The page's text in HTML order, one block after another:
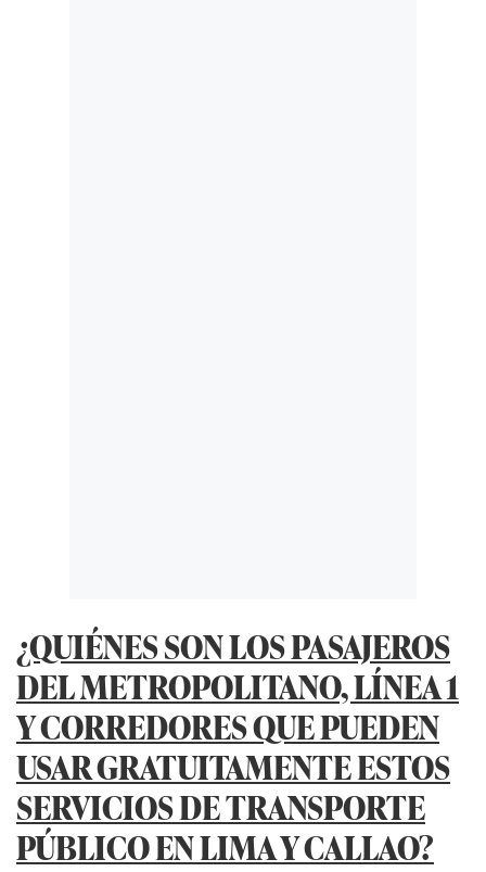
¿QUIÉNES SON LOS PASAJEROS
DEL METROPOLITANO, LÍNEA 1
Y CORREDORES QUE PUEDEN
USAR GRATUITAMENTE ESTOS
SERVICIOS DE TRANSPORTE
PÚBLICO EN LIMA Y CALLAO?